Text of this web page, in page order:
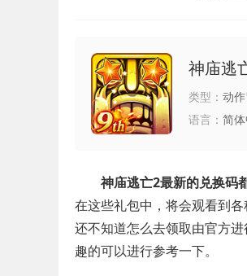
神庙逃
类型： 动
语言： 简
神庙逃亡2最新的兑换码
在这些礼包中，将会观看到
还不知道怎么去领取由官方
趣的可以进行参考一下。